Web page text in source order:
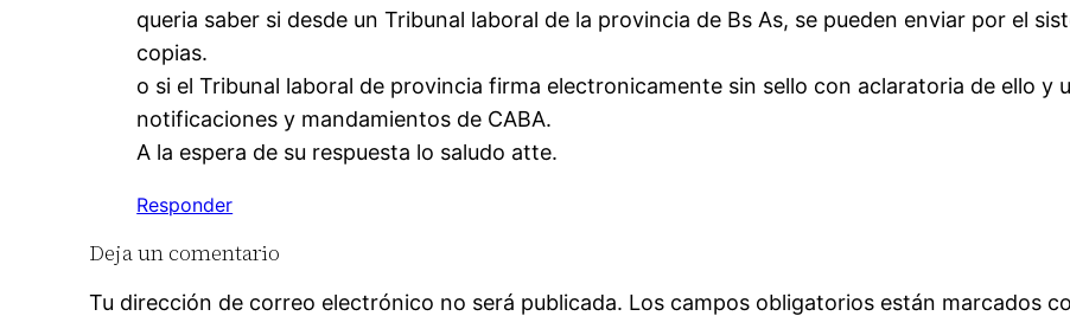
queria saber si desde un Tribunal laboral de la provincia de Bs As, se pueden enviar por el
copias.
o si el Tribunal laboral de provincia firma electronicamente sin sello con aclaratoria de ello y
notificaciones y mandamientos de CABA.
A la espera de su respuesta lo saludo atte.
Responder
Deja un comentario
Tu dirección de correo electrónico no será publicada. Los campos obligatorios están marcados